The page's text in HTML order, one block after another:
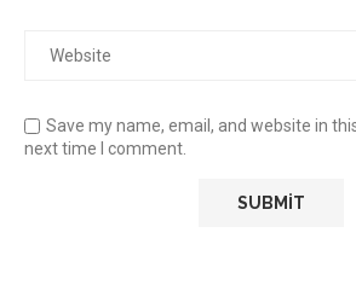
Save my name, email, and website in
next time I comment.